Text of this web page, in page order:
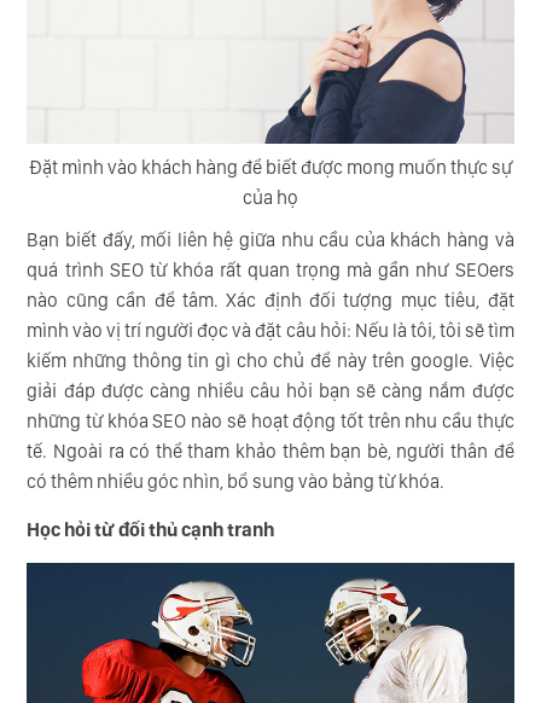
Đặt mình vào khách hàng để biết được mong muốn thực sự
của họ
Bạn biết đấy, mối liên hệ giữa nhu cầu của khách hàng và
quá trình SEO từ khóa rất quan trọng mà gần như SEOers
nào cũng cần để tâm. Xác định đối tượng mục tiêu, đặt
mình vào vị trí người đọc và đặt câu hỏi: Nếu là tôi, tôi sẽ tìm
kiếm những thông tin gì cho chủ để này trên google. Việc
giải đáp được càng nhiều câu hỏi bạn sẽ càng nắm được
những từ khóa SEO nào sẽ hoạt động tốt trên nhu cầu thực
tế. Ngoài ra có thể tham khảo thêm bạn bè, người thân để
có thêm nhiều góc nhìn, bổ sung vào bảng từ khóa.
Học hỏi từ đối thủ cạnh tranh